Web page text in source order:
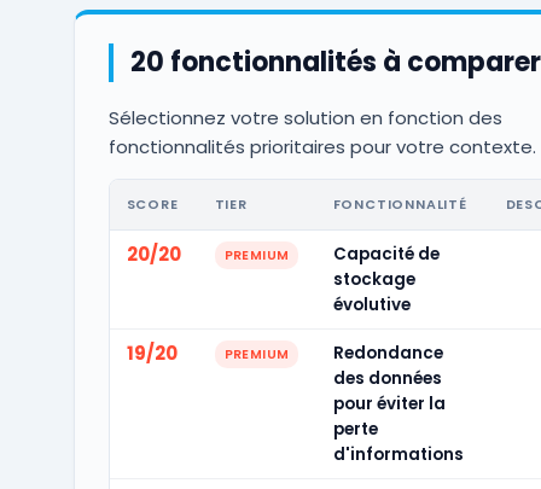
20 fonctionnalités à comparer
Sélectionnez votre solution en fonction des
fonctionnalités prioritaires pour votre contexte.
SCORE TIER FONCTIONNALITÉ
20/20 PREMIUM
Capacité de
stockage
évolutive
19/20 PREMIUM
Redondance
des données
pour éviter la
perte
d'informations